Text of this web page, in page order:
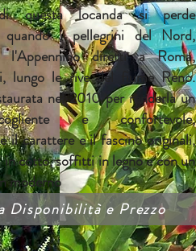
questa locanda si perde
quando i pellegrini del Nord,
l'Appennino diretti a Roma,
lungo le rive del fiume Reno.
nel 2010 per renderla un
e confortevole,
il carattere e il fascino originali,
in cotto, soffitti in legno e con un
moderno
Disponibilità e Prezzo